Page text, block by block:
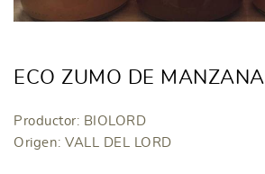
ECO ZUMO DE MANZANA
Productor: BIOLORD
Origen: VALL DEL LORD